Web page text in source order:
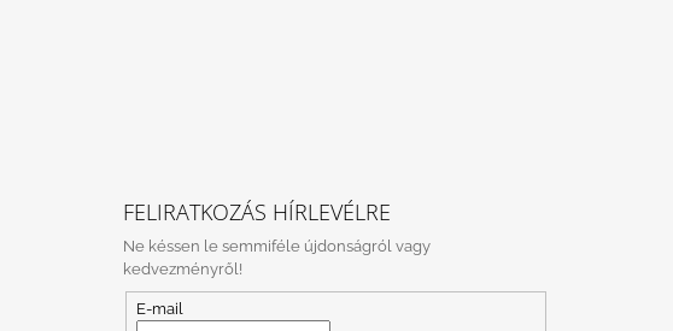
FELIRATKOZÁS HÍRLEVÉLRE
Ne késsen le semmiféle újdonságról vagy
kedvezményről!
E-mail